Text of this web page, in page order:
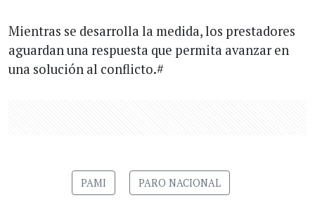
Mientras se desarrolla la medida, los prestadores
aguardan una respuesta que permita avanzar en
una solución al conflicto.#
PAMI PARO NACIONAL